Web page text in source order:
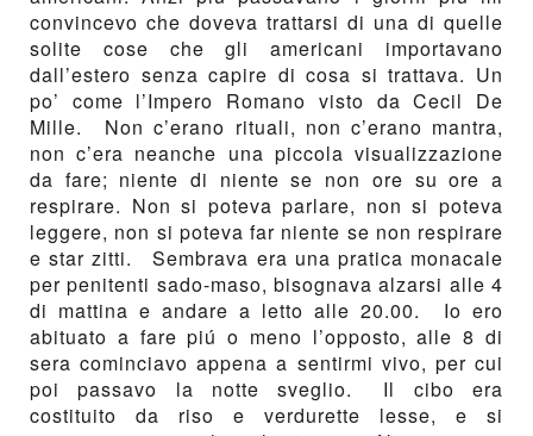
convincevo che doveva trattarsi di una di quelle
solite cose che gli americani importavano
dall’estero senza capire di cosa si trattava. Un
po’ come l’Impero Romano visto da Cecil De
Mille. Non c’erano rituali, non c’erano mantra,
non c’era neanche una piccola visualizzazione
da fare; niente di niente se non ore su ore a
respirare. Non si poteva parlare, non si poteva
leggere, non si poteva far niente se non respirare
e star zitti. Sembrava era una pratica monacale
per penitenti sado-maso, bisognava alzarsi alle 4
di mattina e andare a letto alle 20.00. Io ero
abituato a fare piú o meno l’opposto, alle 8 di
sera cominciavo appena a sentirmi vivo, per cui
poi passavo la notte sveglio. Il cibo era
costituito da riso e verdurette lesse, e si